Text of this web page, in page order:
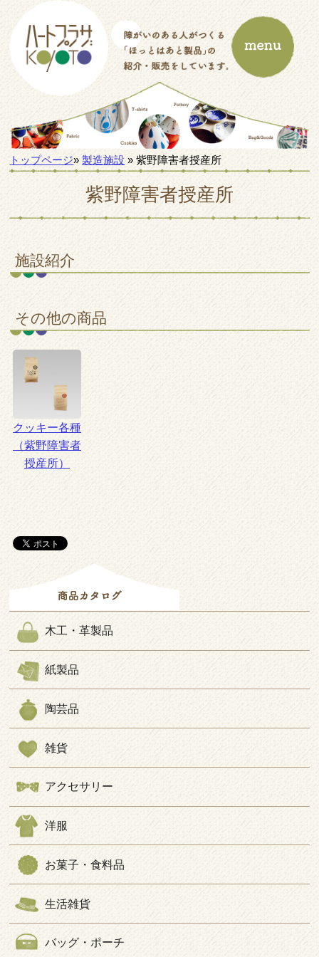
トップページ»製造施設 » 紫野障害者授産所
紫野障害者授産所
施設紹介
その他の商品
クッキー各種
（紫野障害者
授産所）
木工・革製品
紙製品
陶芸品
雑貨
アクセサリー
洋服
お菓子・食料品
生活雑貨
バッグ・ポーチ